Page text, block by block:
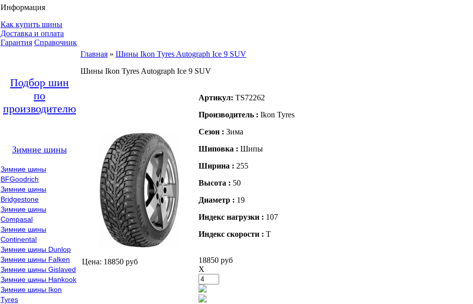
Информация
Как купить шины
Доставка и оплата
Гарантия Справочник
Подбор шин
по
производителю
Зимние шины
Зимние шины
BFGoodrich
Зимние шины
Bridgestone
Зимние шины
Compasal
Зимние шины
Continental
Зимние шины Dunlop
Зимние шины Falken
Зимние шины Gislaved
Зимние шины Hankook
Зимние шины Ikon
Tyres
Главная » Шины Ikon Tyres Autograph Ice 9 SUV
Шины Ikon Tyres Autograph Ice 9 SUV
Цена: 18850 руб
Артикул: TS72262
Производитель : Ikon Tyres
Сезон : Зима
Шиповка : Шипы
Ширина : 255
Высота : 50
Диаметр : 19
Индекс нагрузки : 107
Индекс скорости : T
18850 руб
X